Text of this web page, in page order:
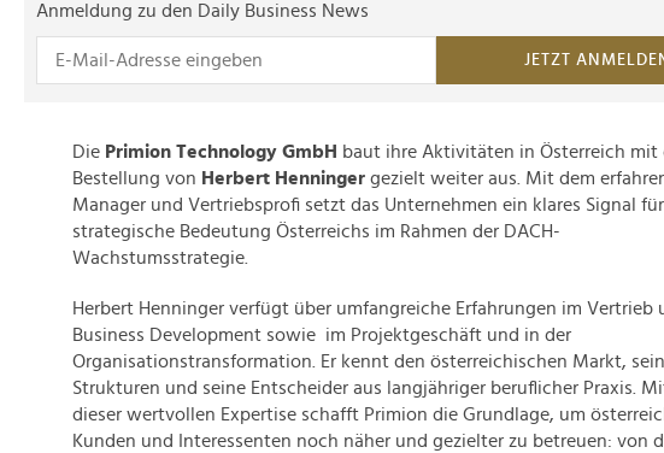
Anmeldung zu den Daily Business News
JETZT
Die Primion Technology GmbH baut ihre Aktivitäten in Österreich mit
Bestellung von Herbert Henninger gezielt weiter aus. Mit dem
Manager und Vertriebsprofi setzt das Unternehmen ein klares Signal
strategische Bedeutung Österreichs im Rahmen der DACH-
Wachstumsstrategie.
Herbert Henninger verfügt über umfangreiche Erfahrungen im Vertrieb
Business Development sowie im Projektgeschäft und in der
Organisationstransformation. Er kennt den österreichischen Markt,
Strukturen und seine Entscheider aus langjähriger beruflicher Praxis.
dieser wertvollen Expertise schafft Primion die Grundlage, um
Kunden und Interessenten noch näher und gezielter zu betreuen: von